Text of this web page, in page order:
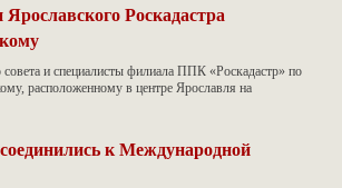
Роскадастра
и специалисты филиала ППК «Роскадастр» по
расположенному в центре Ярославля на
к Международной